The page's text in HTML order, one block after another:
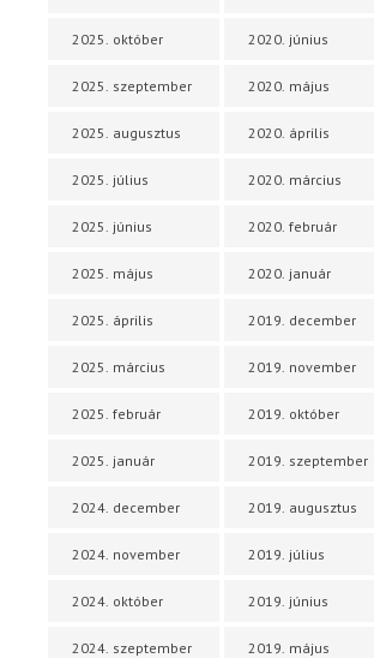
2025. október
2025. szeptember
2025. augusztus
2025. július
2025. június
2025. május
2025. április
2025. március
2025. február
2025. január
2024. december
2024. november
2024. október
2024. szeptember
2020. június
2020. május
2020. április
2020. március
2020. február
2020. január
2019. december
2019. november
2019. október
2019. szeptember
2019. augusztus
2019. július
2019. június
2019. május